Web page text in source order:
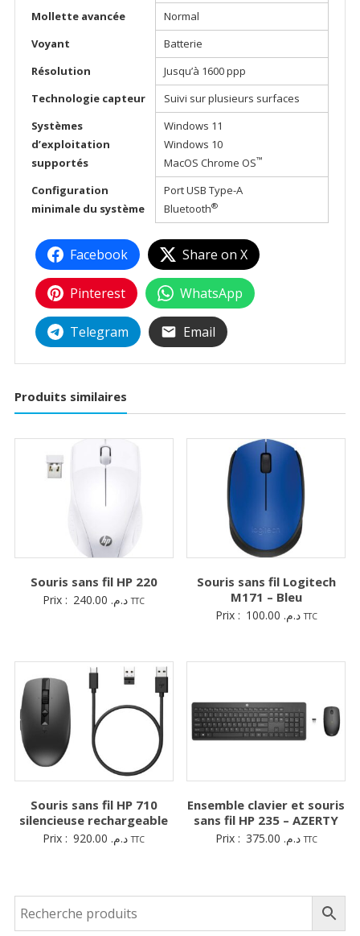
Mollette avancée
Normal
Voyant
Batterie
Résolution
Jusqu’à 1600 ppp
Technologie capteur
Suivi sur plusieurs surfaces
Systèmes
d’exploitation
supportés
Windows 11
Windows 10
MacOS Chrome OS™
Configuration
minimale du système
Port USB Type-A
Bluetooth®
Facebook Share on X
Pinterest WhatsApp
Telegram Email
Produits similaires
Souris sans fil HP 220
Prix : د.م. TTC
Souris sans fil Logitech
M171 – Bleu
Prix : د.م. TTC
Souris sans fil HP 710
silencieuse rechargeable
Prix : د.م. TTC
Ensemble clavier et souris
sans fil HP 235 – AZERTY
Prix : د.م. TTC